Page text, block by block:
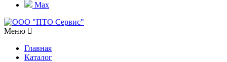
Max
Меню
Главная
Каталог